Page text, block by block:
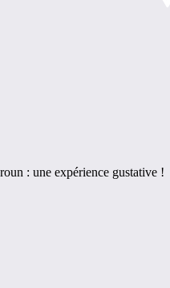
: une expérience gustative !